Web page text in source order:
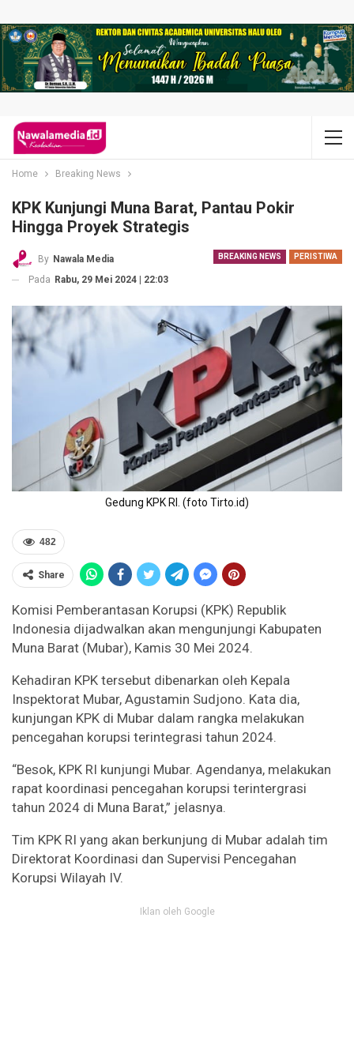
Home Breaking News
KPK Kunjungi Muna Barat, Pantau Pokir
Hingga Proyek Strategis
BREAKING NEWS PERISTIWA
By Nawala Media
Pada Rabu, 29 Mei 2024 | 22:03
Gedung KPK RI. (foto Tirto.id)
482
Share
Komisi Pemberantasan Korupsi (KPK) Republik
Indonesia dijadwalkan akan mengunjungi Kabupaten
Muna Barat (Mubar), Kamis 30 Mei 2024.
Kehadiran KPK tersebut dibenarkan oleh Kepala
Inspektorat Mubar, Agustamin Sudjono. Kata dia,
kunjungan KPK di Mubar dalam rangka melakukan
pencegahan korupsi terintegrasi tahun 2024.
“Besok, KPK RI kunjungi Mubar. Agendanya, melakukan
rapat koordinasi pencegahan korupsi terintergrasi
tahun 2024 di Muna Barat,” jelasnya.
Tim KPK RI yang akan berkunjung di Mubar adalah tim
Direktorat Koordinasi dan Supervisi Pencegahan
Korupsi Wilayah IV.
Iklan oleh Google